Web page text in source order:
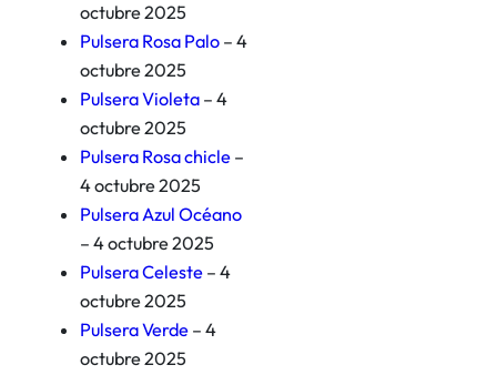
octubre 2025
Pulsera Rosa Palo – 4
octubre 2025
Pulsera Violeta – 4
octubre 2025
Pulsera Rosa chicle –
4 octubre 2025
Pulsera Azul Océano
– 4 octubre 2025
Pulsera Celeste – 4
octubre 2025
Pulsera Verde – 4
octubre 2025